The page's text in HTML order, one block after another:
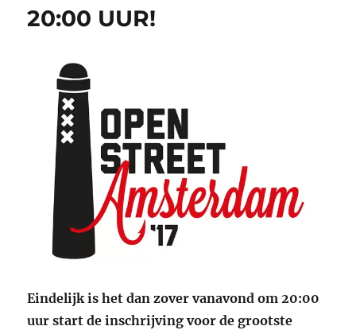
20:00 UUR!
Eindelijk is het dan zover vanavond om 20:00
uur start de inschrijving voor de grootste